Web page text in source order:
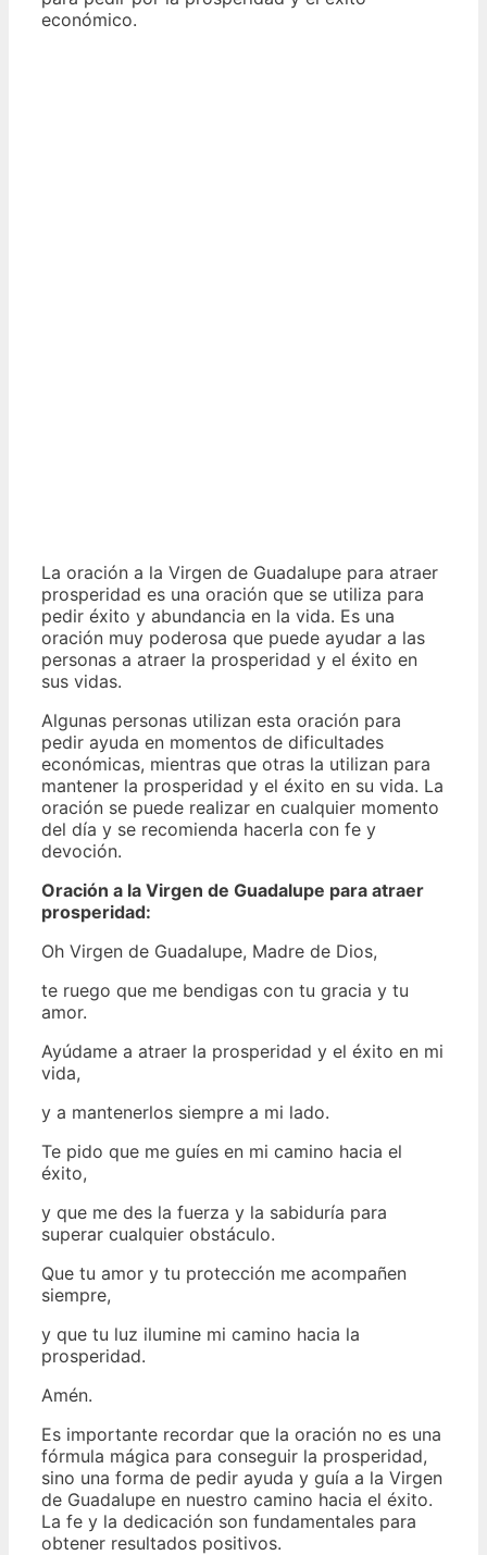
económico.
La oración a la Virgen de Guadalupe para atraer
prosperidad es una oración que se utiliza para
pedir éxito y abundancia en la vida. Es una
oración muy poderosa que puede ayudar a las
personas a atraer la prosperidad y el éxito en
sus vidas.
Algunas personas utilizan esta oración para
pedir ayuda en momentos de dificultades
económicas, mientras que otras la utilizan para
mantener la prosperidad y el éxito en su vida. La
oración se puede realizar en cualquier momento
del día y se recomienda hacerla con fe y
devoción.
Oración a la Virgen de Guadalupe para atraer
prosperidad:
Oh Virgen de Guadalupe, Madre de Dios,
te ruego que me bendigas con tu gracia y tu
amor.
Ayúdame a atraer la prosperidad y el éxito en mi
vida,
y a mantenerlos siempre a mi lado.
Te pido que me guíes en mi camino hacia el
éxito,
y que me des la fuerza y la sabiduría para
superar cualquier obstáculo.
Que tu amor y tu protección me acompañen
siempre,
y que tu luz ilumine mi camino hacia la
prosperidad.
Amén.
Es importante recordar que la oración no es una
fórmula mágica para conseguir la prosperidad,
sino una forma de pedir ayuda y guía a la Virgen
de Guadalupe en nuestro camino hacia el éxito.
La fe y la dedicación son fundamentales para
obtener resultados positivos.